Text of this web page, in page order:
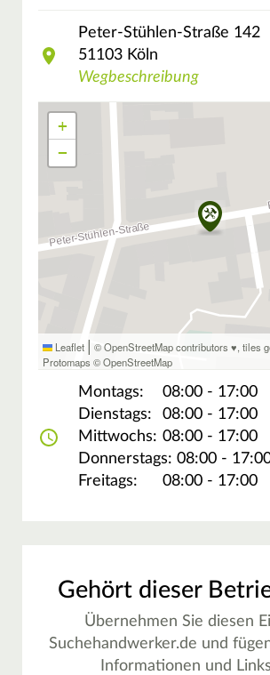
Peter-Stühlen-Straße 142
51103 Köln
Wegbeschreibung
+
−
Leaflet | © OpenStreetMap contributors ♥,tiles
Protomaps ©OpenStreetMap
Montags:
08:00 - 17:00
Dienstags:
08:00 - 17:00
Mittwochs: 08:00 - 17:00
Donnerstags: 08:00 -
Freitags:
08:00 - 17:00
Gehört dieser
Übernehmen Sie diesen
Suchehandwerker.de und
Informationen und